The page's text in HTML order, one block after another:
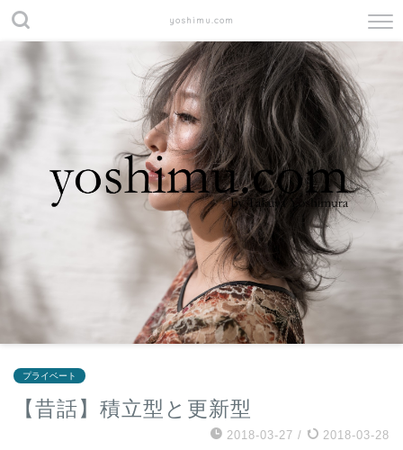
yoshimu.com
プライベート
【昔話】積立型と更新型
2018-03-27 / 2018-03-28